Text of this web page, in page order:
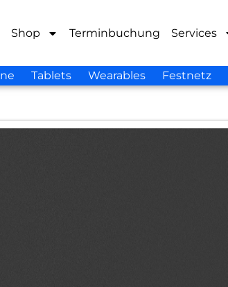
Shop Terminbuchung Services
Tablets Wearables Festnetz